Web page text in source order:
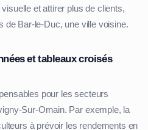
et attirer plus de clients,
de Bar-le-Duc, une ville voisine.
et tableaux croisés
pour les secteurs
Sur-Ornain. Par exemple, la
à prévoir les rendements en